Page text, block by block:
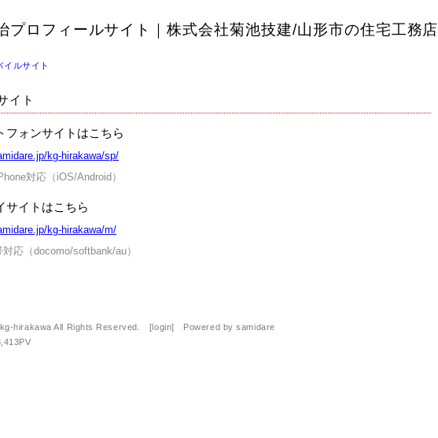
プロフィールサイト｜株式会社菊池技建/山形市の住宅工務店
イルサイト
イト
フォンサイトはこちら
kg-hirakawa/sp/
対応（iOS/Android）
サイトはこちら
kg-hirakawa/m/
応（docomo/softbank/au）
hirakawa All Rights Reserved. [login] Powered bysamidare